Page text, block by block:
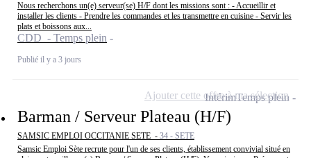
Nous recherchons un(e) serveur(se) H/F dont les missions sont : - Accueillir et
installer les clients - Prendre les commandes et les transmettre en cuisine - Servir les
plats et boissons aux...
CDD - Temps plein
Publié il y a 3 jours
Barman / Serveur Plateau (H/F)
SAMSIC EMPLOI OCCITANIE SETE - 34 - SETE
Samsic Emploi Sète recrute pour l'un de ses clients, établissement convivial situé en
IntérimTemps plein
Ajouter cette offre à ma sélection